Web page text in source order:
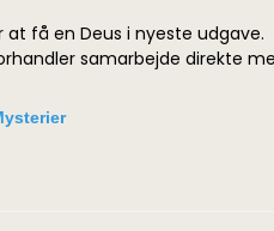
få en Deus i nyeste udgave.
samarbejde direkte